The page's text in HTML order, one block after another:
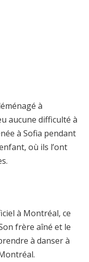
à
aucune difficulté à
à Sofia pendant
où ils l’ont
à Montréal, ce
frère aîné et le
à danser à